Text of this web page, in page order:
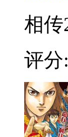
相传
评分: